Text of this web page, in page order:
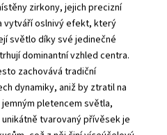
zirkony, jejich precizní
vytváří oslnivý efekt, který
světlo díky své jedinečné
dominantní vzhled centra.
zachovává tradiční
dynamiky, aniž by ztratil na
pletencem světla,
tvarovaný přívěsek je